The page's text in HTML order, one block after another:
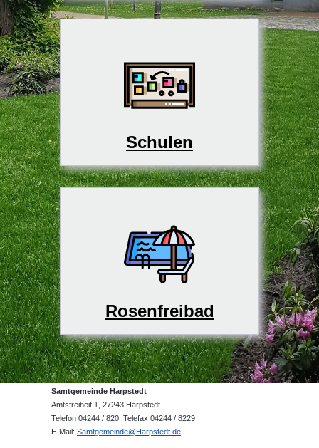
Schulen
Rosenfreibad
Samtgemeinde Harpstedt
Amtsfreiheit 1, 27243 Harpstedt
Telefon 04244 / 820, Telefax 04244 / 8229
E-Mail: Samtgemeinde@Harpstedt.de